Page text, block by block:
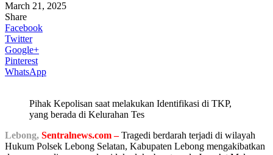
March 21, 2025
Share
Facebook
Twitter
Google+
Pinterest
WhatsApp
Pihak Kepolisan saat melakukan Identifikasi di TKP,
yang berada di Kelurahan Tes
Lebong, Sentralnews.com – Tragedi berdarah terjadi di wilayah
Hukum Polsek Lebong Selatan, Kabupaten Lebong mengakibatkan